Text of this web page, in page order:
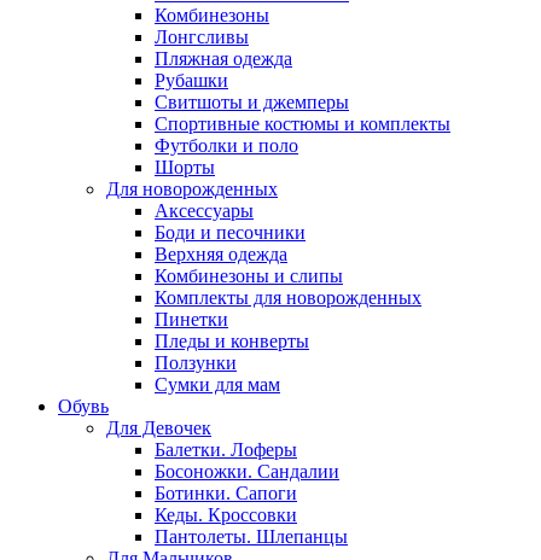
Комбинезоны
Лонгсливы
Пляжная одежда
Рубашки
Свитшоты и джемперы
Спортивные костюмы и комплекты
Футболки и поло
Шорты
Для новорожденных
Аксессуары
Боди и песочники
Верхняя одежда
Комбинезоны и слипы
Комплекты для новорожденных
Пинетки
Пледы и конверты
Ползунки
Сумки для мам
Обувь
Для Девочек
Балетки. Лоферы
Босоножки. Сандалии
Ботинки. Сапоги
Кеды. Кроссовки
Пантолеты. Шлепанцы